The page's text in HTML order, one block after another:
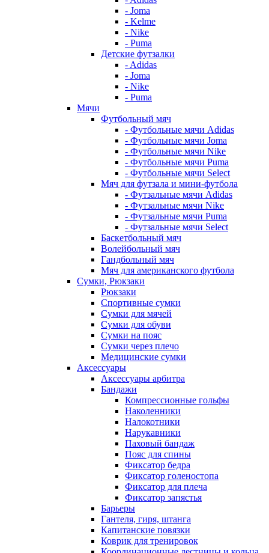
- Joma
- Kelme
- Nike
- Puma
Детские футзалки
- Adidas
- Joma
- Nike
- Puma
Мячи
Футбольный мяч
- Футбольные мячи Adidas
- Футбольные мячи Joma
- Футбольные мячи Nike
- Футбольные мячи Puma
- Футбольные мячи Select
Мяч для футзала и мини-футбола
- Футзальные мячи Adidas
- Футзальные мячи Nike
- Футзальные мячи Puma
- Футзальные мячи Select
Баскетбольный мяч
Волейбольный мяч
Гандбольный мяч
Мяч для американского футбола
Сумки, Рюкзаки
Рюкзаки
Спортивные сумки
Сумки для мячей
Сумки для обуви
Сумки на пояс
Сумки через плечо
Медицинские сумки
Аксессуары
Аксессуары арбитра
Бандажи
Компрессионные гольфы
Наколенники
Налокотники
Нарукавники
Паховый бандаж
Пояс для спины
Фиксатор бедра
Фиксатор голеностопа
Фиксатор для плеча
Фиксатор запястья
Барьеры
Гантеля, гиря, штанга
Капитанские повязки
Коврик для тренировок